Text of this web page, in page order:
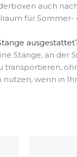
auch
für Sommer-
Stange, an der
transportieren,
wenn in